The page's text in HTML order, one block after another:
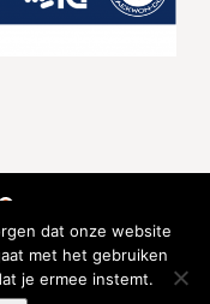
dat onze website
met het gebruiken
je ermee instemt.